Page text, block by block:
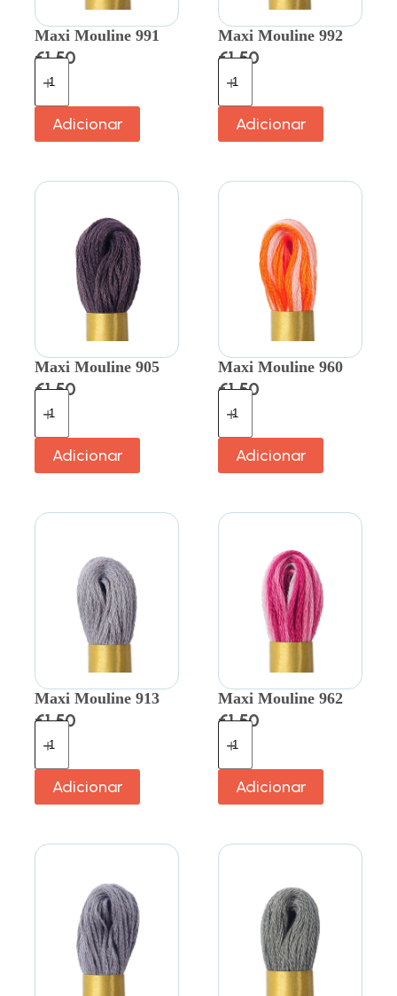
Maxi Mouline 991
€1.50
Adicionar
Maxi Mouline 992
€1.50
Adicionar
Maxi Mouline 905
€1.50
Adicionar
Maxi Mouline 960
€1.50
Adicionar
Maxi Mouline 913
€1.50
Adicionar
Maxi Mouline 962
€1.50
Adicionar